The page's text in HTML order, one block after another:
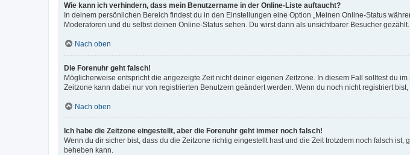
Wie kann ich verhindern, dass mein Benutzername in der Online-Liste auftaucht?
In deinem persönlichen Bereich findest du in den Einstellungen eine Option „Meinen Online-Status
Moderatoren und du selbst deinen Online-Status sehen. Du wirst dann als unsichtbarer Besucher gezählt.
Nach oben
Die Forenuhr geht falsch!
Möglicherweise entspricht die angezeigte Zeit nicht deiner eigenen Zeitzone. In diesem Fall solltest du
Zeitzone kann dabei nur von registrierten Benutzern geändert werden. Wenn du noch nicht registriert bist,
Nach oben
Ich habe die Zeitzone eingestellt, aber die Forenuhr geht immer noch falsch!
Wenn du dir sicher bist, dass du die Zeitzone richtig eingestellt hast und die Zeit trotzdem noch falsch
beheben kann.